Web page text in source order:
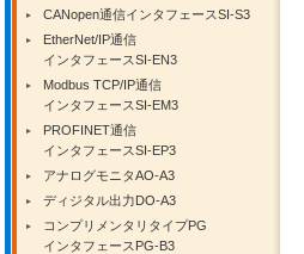
CANopen通信インタフェースSI-S3
EtherNet/IP通信
インタフェースSI-EN3
Modbus TCP/IP通信
インタフェースSI-EM3
PROFINET通信
インタフェースSI-EP3
アナログモニタAO-A3
ディジタル出力DO-A3
コンプリメンタリタイプPG
インタフェースPG-B3